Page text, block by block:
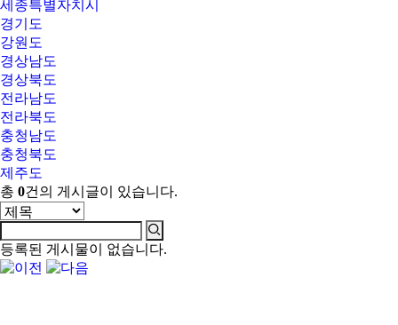
세종특별자치시
경기도
강원도
경상남도
경상북도
전라남도
전라북도
충청남도
충청북도
제주도
총 0건의 게시글이 있습니다.
등록된 게시물이 없습니다.